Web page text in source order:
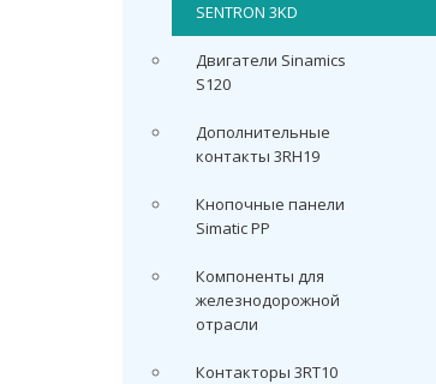
SENTRON 3KD
Двигатели Sinamics
S120
Дополнительные
контакты 3RH19
Кнопочные панели
Simatic PP
Компоненты для
железнодорожной
отрасли
Контакторы 3RT10